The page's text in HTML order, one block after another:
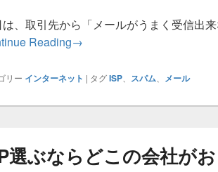
、取引先から「メールがうまく受信出
ReadingＩＳＰメールの受信障害
→
リー インターネット | タグISP スパム メール
選ぶならどこの会社が